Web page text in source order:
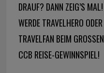
DRAUF? DANN ZEIG’S MAL!
WERDE TRAVELHERO ODER
TRAVELFAN BEIM GROSSEN C
CB REISE-GEWINNSPIEL!